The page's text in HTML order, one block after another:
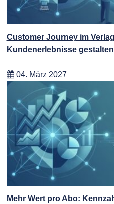
Customer Journey im
Kundenerlebnisse gestalten
04. März 2027
Mehr Wert pro Abo: